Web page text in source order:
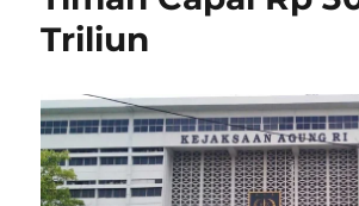
Triliun